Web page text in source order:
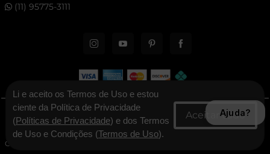
(11) 95775-3111
© 2026 New Era Cap. Todos os direitos reservados.
CNPJ: 06.346.545/0001-30 - New Era Brasil Ltda
Li e aceito os Termos de Uso e estou
ciente da Política de Privacidade
(Políticas de Privacidade) e dos Termos
de Uso e Condições (Termos de Uso).
Ajuda?